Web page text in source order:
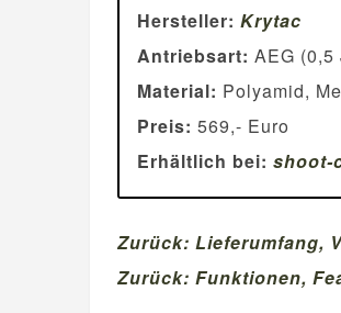
Hersteller: Krytac
Antriebsart: AEG (0,5
Material: Polyamid,
Preis: 569,- Euro
Erhältlich bei: shoot-
Zurück: Lieferumfang,
Zurück: Funktionen,